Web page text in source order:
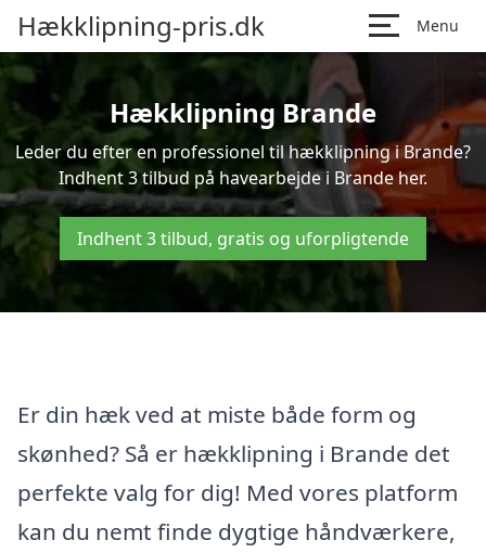
Hækklipning-pris.dk Menu
Hækklipning Brande
Leder du efter en professionel til hækklipning i Brande?
Indhent 3 tilbud på havearbejde i Brande her.
Indhent 3 tilbud, gratis og uforpligtende
Er din hæk ved at miste både form og
skønhed? Så er hækklipning i Brande det
perfekte valg for dig! Med vores platform
kan du nemt finde dygtige håndværkere,